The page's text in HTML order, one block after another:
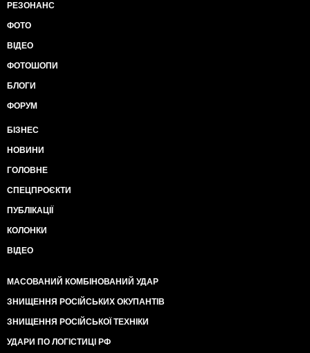
РЕЗОНАНС
ФОТО
ВІДЕО
ФОТОШОПИ
БЛОГИ
ФОРУМ
БІЗНЕС
НОВИНИ
ГОЛОВНЕ
СПЕЦПРОЄКТИ
ПУБЛІКАЦІЇ
КОЛОНКИ
ВІДЕО
МАСОВАНИЙ КОМБІНОВАНИЙ УДАР
ЗНИЩЕННЯ РОСІЙСЬКИХ ОКУПАНТІВ
ЗНИЩЕННЯ РОСІЙСЬКОЇ ТЕХНІКИ
УДАРИ ПО ЛОГІСТИЦІ РФ